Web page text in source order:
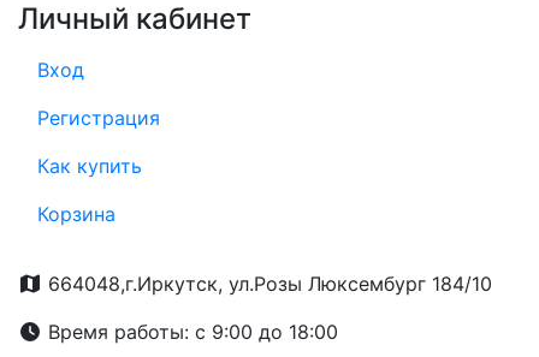
Личный кабинет
Вход
Регистрация
Как купить
Корзина
664048,г.Иркутск, ул.Розы Люксембург 184/10
Время работы: с 9:00 до 18:00